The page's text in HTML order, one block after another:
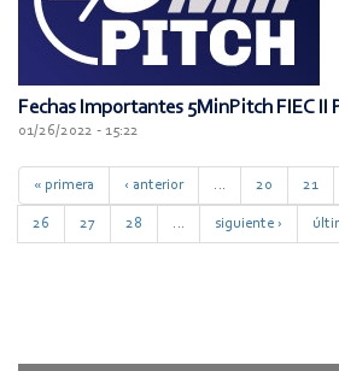
Fechas Importantes 5MinPitch FIEC II
01/26/2022 - 15:22
« primera ‹ anterior 20 21
26 27 28 siguiente ›